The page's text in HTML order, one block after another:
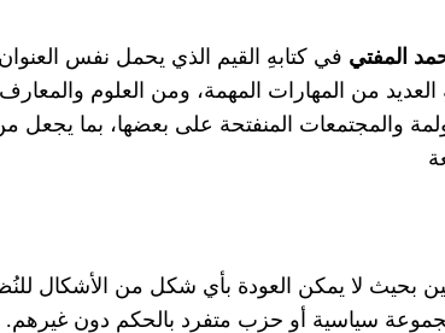
المفتي في كتابهِ القيم الذي يحمل نفس
من المهارات المهمة، ومن العلوم
والمجتمعات المنفتحة على بعضها، بما يجعل
بحيث لا يمكن العودة بأي شكل من الأشكال
سياسية أو حزب متفرد بالحكم دون غيرهم.